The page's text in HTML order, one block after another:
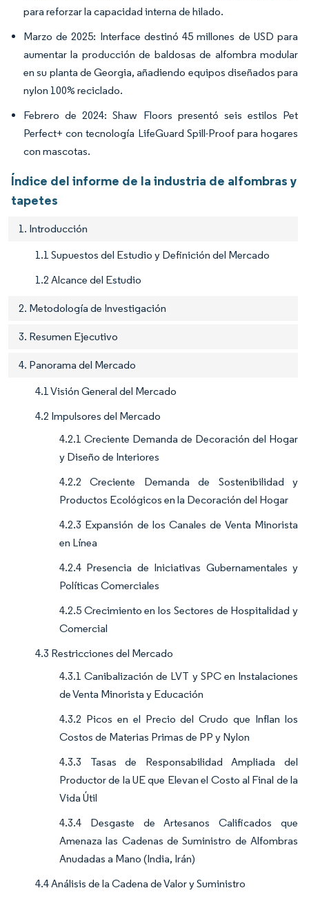
para reforzar la capacidad interna de hilado.
Marzo de 2025: Interface destinó 45 millones de USD para
aumentar la producción de baldosas de alfombra modular
en su planta de Georgia, añadiendo equipos diseñados para
nylon 100% reciclado.
Febrero de 2024: Shaw Floors presentó seis estilos Pet
Perfect+ con tecnología LifeGuard Spill-Proof para hogares
con mascotas.
Índice del informe de la industria de alfombras y
tapetes
1. Introducción
1.1 Supuestos del Estudio y Definición del Mercado
1.2 Alcance del Estudio
2. Metodología de Investigación
3. Resumen Ejecutivo
4. Panorama del Mercado
4.1 Visión General del Mercado
4.2 Impulsores del Mercado
4.2.1 Creciente Demanda de Decoración del Hogar
y Diseño de Interiores
4.2.2 Creciente Demanda de Sostenibilidad y
Productos Ecológicos en la Decoración del Hogar
4.2.3 Expansión de los Canales de Venta Minorista
en Línea
4.2.4 Presencia de Iniciativas Gubernamentales y
Políticas Comerciales
4.2.5 Crecimiento en los Sectores de Hospitalidad y
Comercial
4.3 Restricciones del Mercado
4.3.1 Canibalización de LVT y SPC en Instalaciones
de Venta Minorista y Educación
4.3.2 Picos en el Precio del Crudo que Inflan los
Costos de Materias Primas de PP y Nylon
4.3.3 Tasas de Responsabilidad Ampliada del
Productor de la UE que Elevan el Costo al Final de la
Vida Útil
4.3.4 Desgaste de Artesanos Calificados que
Amenaza las Cadenas de Suministro de Alfombras
Anudadas a Mano (India, Irán)
4.4 Análisis de la Cadena de Valor y Suministro